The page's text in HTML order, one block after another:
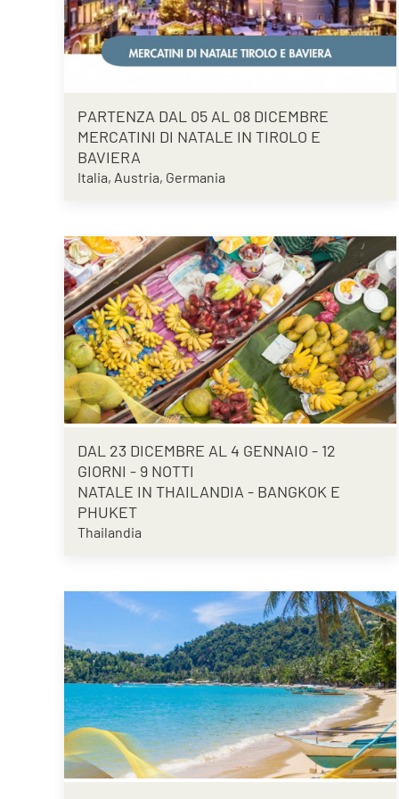
PARTENZA DAL 05 AL 08 DICEMBRE
MERCATINI DI NATALE IN TIROLO E
BAVIERA
Italia, Austria, Germania
DAL 23 DICEMBRE AL 4 GENNAIO - 12
GIORNI - 9 NOTTI
NATALE IN THAILANDIA - BANGKOK E
PHUKET
Thailandia